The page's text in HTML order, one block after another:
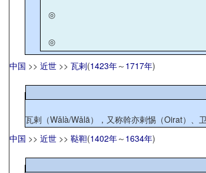
◎
◎
中国 >> 近世 >> 瓦剌(1423年～ 1717年)
中国 >> 近世 >> 鞑靼(1402年～ 1634年)